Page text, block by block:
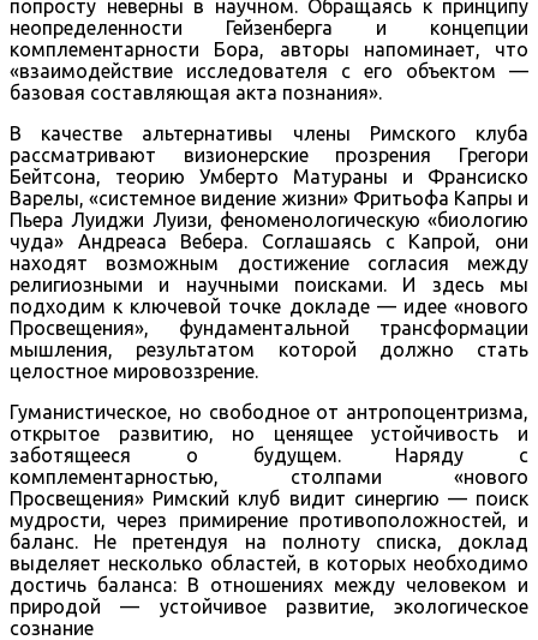
попросту неверны в научном. Обращаясь к принципу
неопределенности Гейзенберга и концепции
комплементарности Бора, авторы напоминает, что
«взаимодействие исследователя с его объектом —
базовая составляющая акта познания».
В качестве альтернативы члены Римского клуба
рассматривают визионерские прозрения Грегори
Бейтсона, теорию Умберто Матураны и Франсиско
Варелы, «системное видение жизни» Фритьофа Капры и
Пьера Луиджи Луизи, феноменологическую «биологию
чуда» Андреаса Вебера. Соглашаясь с Капрой, они
находят возможным достижение согласия между
религиозными и научными поисками. И здесь мы
подходим к ключевой точке докладе — идее «нового
Просвещения», фундаментальной трансформации
мышления, результатом которой должно стать
целостное мировоззрение.
Гуманистическое, но свободное от антропоцентризма,
открытое развитию, но ценящее устойчивость и
заботящееся о будущем. Наряду с
комплементарностью, столпами «нового
Просвещения» Римский клуб видит синергию — поиск
мудрости, через примирение противоположностей, и
баланс. Не претендуя на полноту списка, доклад
выделяет несколько областей, в которых необходимо
достичь баланса: В отношениях между человеком и
природой — устойчивое развитие, экологическое
сознание